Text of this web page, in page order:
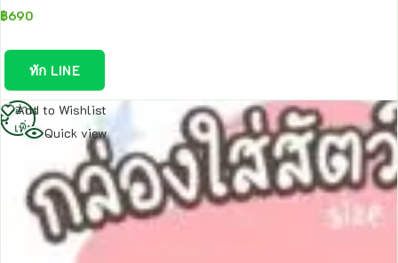
฿690
ทัก LINE
Add to Wishlist
Quick view
อ่าน
เพิ่ม